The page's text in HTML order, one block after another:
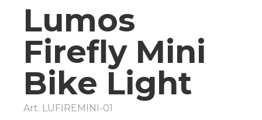
Lumos
Firefly Mini
Bike Light
Art. LUFIREMINI-01